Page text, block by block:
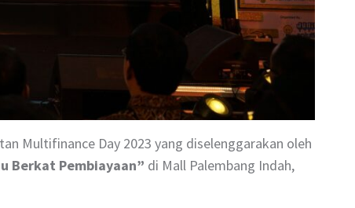
Multifinance Day 2023 yang diselenggarakan oleh
Berkat Pembiayaan” di Mall Palembang Indah,